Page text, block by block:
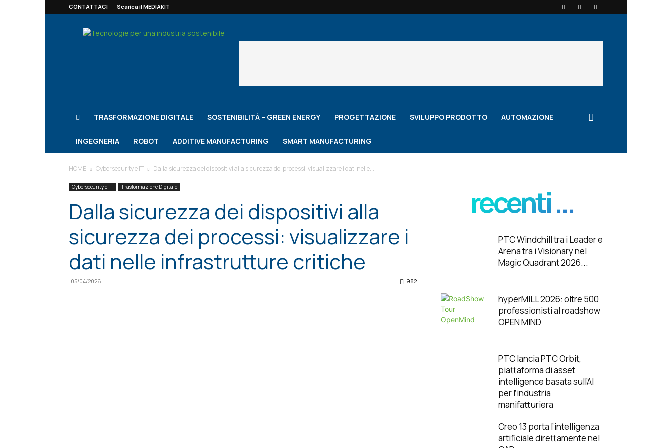
CONTATTACI Scarica il MEDIAKIT
Smart
TRASFORMAZIONE DIGITALE SOSTENIBILITÀ – GREEN ENERGY PROGETTAZIONE SVILUPPO PRODOTTO AUTOMAZIONE
INGEGNERIA ROBOT ADDITIVE MANUFACTURING SMART MANUFACTURING
HOME Cybersecurity e IT Dalla sicurezza dei dispositivi alla sicurezza dei processi: visualizzare i dati nelle...
Cybersecurity e IT Trasformazione Digitale
Dalla sicurezza dei dispositivi alla
sicurezza dei processi: visualizzare i
dati nelle infrastrutture critiche
05/04/2026 982
recenti ...
PTC Windchill tra i Leader e
Arena tra i Visionary nel
Magic Quadrant 2026...
hyperMILL 2026: oltre 500
professionisti al roadshow
OPEN MIND
PTC lancia PTC Orbit,
piattaforma di asset
intelligence basata sull’AI
per l’industria
manifatturiera
Creo 13 porta l’intelligenza
artificiale direttamente nel